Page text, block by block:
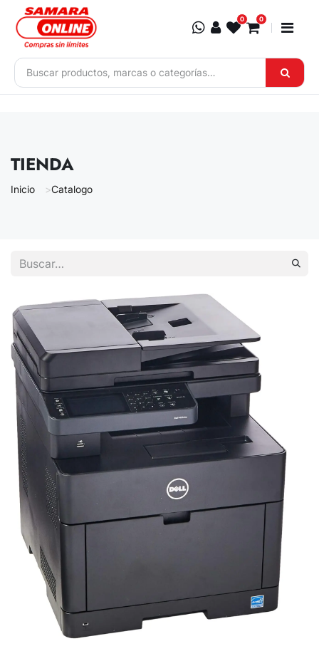
Ir al contenido
0 0
TIENDA
Inicio Catalogo